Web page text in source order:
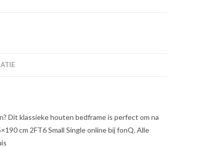
Dit klassieke houten bedframe is perfect om na
cm 2FT6 Small Single online bij fonQ. Alle